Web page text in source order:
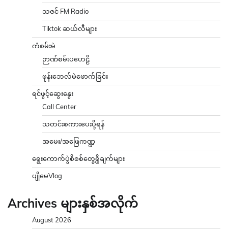
သဇင် FM Radio
Tiktok ဆယ်လီများ
ကံစမ်းမဲ
ဉာဏ်စမ်းပဟေဠိ
ဖုန်းဘေလ်မဲဖောက်ခြင်း
ရင်ဖွင့်ဆွေးနွေး
Call Center
သတင်းစကားပေးပို့ရန်
အမေး/အဖြေကဏ္ဍ
ရွေးကောက်ပွဲစိစစ်တွေ့ရှိချက်များ
ပျိုမေVlog
Archives များနှစ်အလိုက်
August 2026